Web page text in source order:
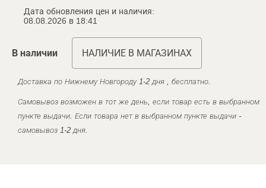
Дата обновления цен и наличия:
08.08.2026 в 18:41
В наличии НАЛИЧИЕ В МАГАЗИНАХ
Доставка по Нижнему Новгороду 1-2 дня , бесплатно.
Самовывоз возможен в тот же день, если товар есть в выбранном
пункте выдачи. Если товара нет в выбранном пункте выдачи -
самовывоз 1-2 дня.